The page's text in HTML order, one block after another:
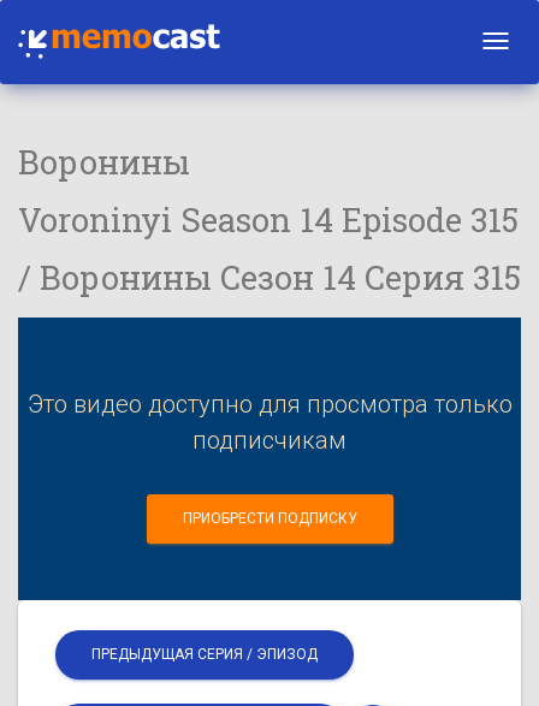
Воронины
Voroninyi Season 14 Episode 315
/ Воронины Сезон 14 Серия 315
Это видео доступно для просмотра только
подписчикам
ПРИОБРЕСТИ ПОДПИСКУ
ПРЕДЫДУЩАЯ СЕРИЯ / ЭПИЗОД